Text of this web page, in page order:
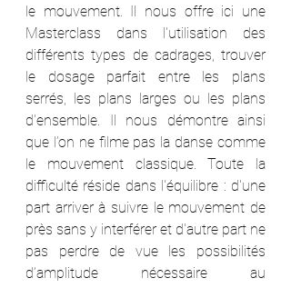
le mouvement. Il nous offre ici une
Masterclass dans l'utilisation des
différents types de cadrages, trouver
le dosage parfait entre les plans
serrés, les plans larges ou les plans
d'ensemble. Il nous démontre ainsi
que l’on ne filme pas la danse comme
le mouvement classique. Toute la
difficulté réside dans l'équilibre : d'une
part arriver à suivre le mouvement de
près sans y interférer et d'autre part ne
pas perdre de vue les possibilités
d’amplitude nécessaire au